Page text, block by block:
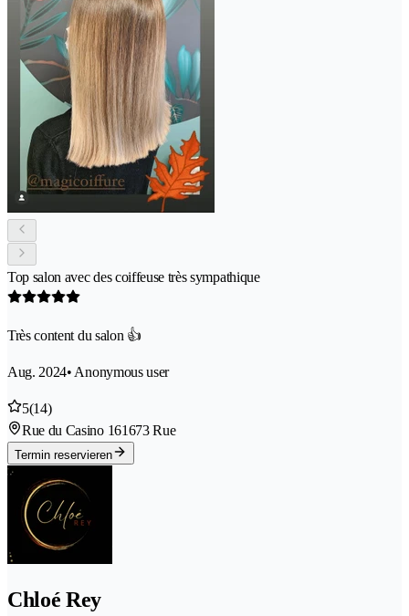
Top salon avec des coiffeuse très sympathique
Très content du salon 👍
Aug. 2024• Anonymous user
5(14)
Rue du Casino 161673 Rue
Termin reservieren
Chloé Rey